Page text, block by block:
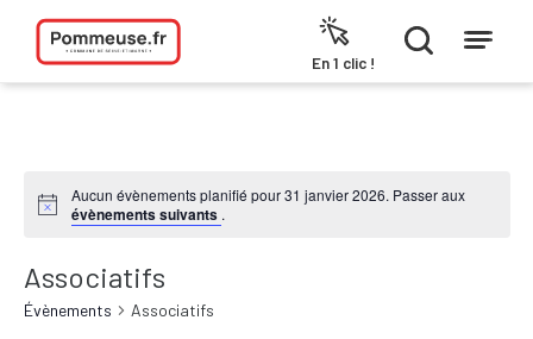
Aller au contenu
En 1 clic !
Aucun évènements planifié pour 31 janvier 2026. Passer aux
évènements suivants .
Associatifs
Évènements Associatifs